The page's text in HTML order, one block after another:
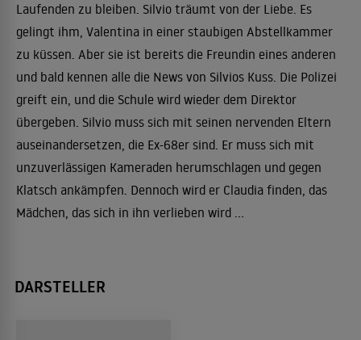
Laufenden zu bleiben. Silvio träumt von der Liebe. Es
gelingt ihm, Valentina in einer staubigen Abstellkammer
zu küssen. Aber sie ist bereits die Freundin eines anderen
und bald kennen alle die News von Silvios Kuss. Die Polizei
greift ein, und die Schule wird wieder dem Direktor
übergeben. Silvio muss sich mit seinen nervenden Eltern
auseinandersetzen, die Ex-68er sind. Er muss sich mit
unzuverlässigen Kameraden herumschlagen und gegen
Klatsch ankämpfen. Dennoch wird er Claudia finden, das
Mädchen, das sich in ihn verlieben wird ...
DARSTELLER